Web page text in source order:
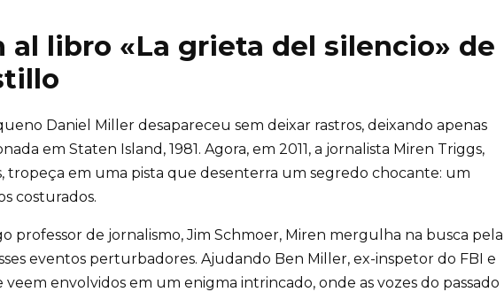
al libro «La grieta del silencio» de
Daniel Miller desapareceu sem deixar rastros, deixando apenas
em Staten Island, 1981. Agora, em 2011, a jornalista Miren Triggs,
tropeça em uma pista que desenterra um segredo chocante: um
costurados.
professor de jornalismo, Jim Schmoer, Miren mergulha na busca pela
eventos perturbadores. Ajudando Ben Miller, ex-inspetor do FBI e
veem envolvidos em um enigma intrincado, onde as vozes do passado